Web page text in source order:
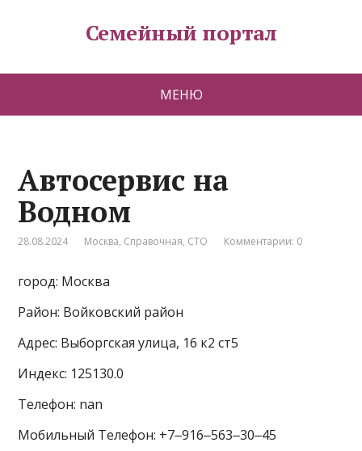
Семейный портал
МЕНЮ
Автосервис на
Водном
28.08.2024 Москва, Справочная, СТО Комментарии: 0
город: Москва
Район: Войковский район
Адрес: Выборгская улица, 16 к2 ст5
Индекс: 125130.0
Телефон: nan
Мобильный Телефон: +7‒916‒563‒30‒45